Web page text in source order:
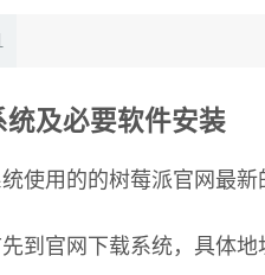
统及必要软件安装
使用的的树莓派官网最新
到官网下载系统，具体地